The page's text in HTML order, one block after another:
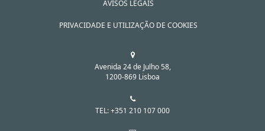
AVISOS LEGAIS
PRIVACIDADE E UTILIZAÇÃO DE COOKIES
Avenida 24 de Julho 58,
1200-869 Lisboa
TEL: +351 210 107 000